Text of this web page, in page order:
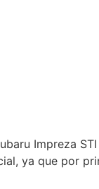
Impreza
ya que por